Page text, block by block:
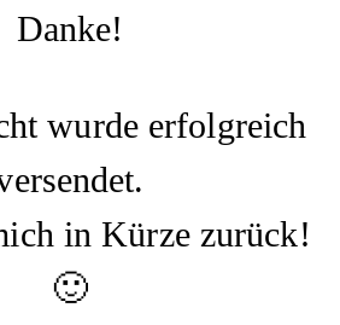
Danke!
wurde erfolgreich
in Kürze zurück!
🙂